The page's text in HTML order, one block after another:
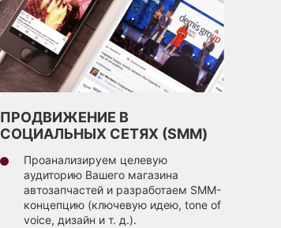
ПРОДВИЖЕНИЕ В
СОЦИАЛЬНЫХ СЕТЯХ (SMM)
Проанализируем целевую
аудиторию Вашего магазина
автозапчастей и разработаем SMM-
концепцию (ключевую идею, tone of
voice, дизайн и т. д.).